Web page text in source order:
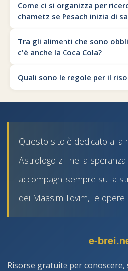
Il Talmud in italiano
Come ci si organizza per
chametz se Pesach inizia di
Tra gli alimenti che sono
c'è anche la Coca Cola?
Quali sono le regole per il riso
Questo sito è dedicato alla
Astrologo z.l. nella
accompagni sempre sulla
dei Maasim Tovim, le opere
e-
Risorse gratuite per conoscere,